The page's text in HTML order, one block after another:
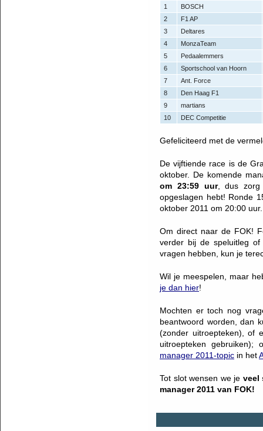
1
BOSCH
2
F1 AP
3
Deltares
4
MonzaTeam
5
Pedaalemmers
6
Sportschool van Hoorn
7
Ant. Force
8
Den Haag F1
9
martians
10
DEC Competitie
Gefeliciteerd met de
De vijftiende race is de
oktober. De komende
om 23:59 uur, dus zorg
opgeslagen hebt! Ronde
oktober 2011 om 20:00 uur.
Om direct naar de FOK!
verder bij de speluitleg
vragen hebben, kun je
Wil je meespelen, maar
je dan hier!
Mochten er toch nog
beantwoord worden, dan
(zonder uitroepteken), of
uitroepteken
manager 2011-topic in het
Tot slot wensen we je veel
manager 2011 van FOK!